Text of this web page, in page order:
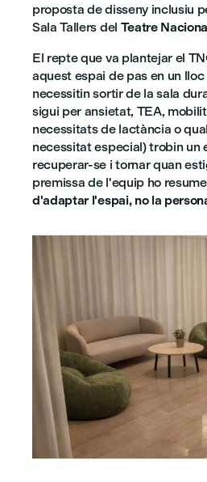
proposta de disseny inclusiu
Sala Tallers del Teatre
El repte que va plantejar el
aquest espai de pas en un
necessitin sortir de la sala
sigui per ansietat, TEA,
necessitats de lactància o
necessitat especial) trobin un
recuperar-se i tornar quan
premissa de l'equip ho
d'adaptar l'espai, no la